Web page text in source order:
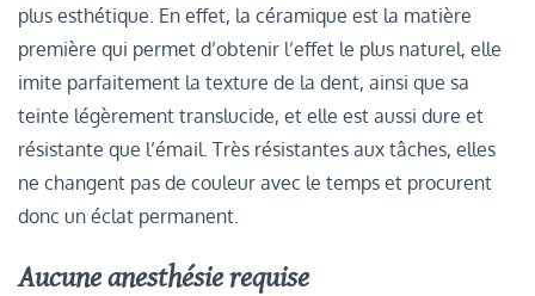
plus esthétique. En effet, la céramique est la matière
première qui permet d’obtenir l’effet le plus naturel, elle
imite parfaitement la texture de la dent, ainsi que sa
teinte légèrement translucide, et elle est aussi dure et
résistante que l’émail. Très résistantes aux tâches, elles
ne changent pas de couleur avec le temps et procurent
donc un éclat permanent.
Aucune anesthésie requise